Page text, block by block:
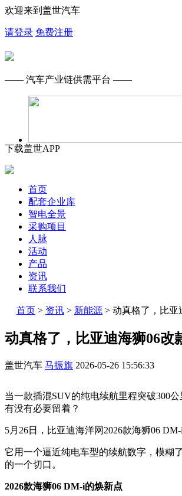
欢迎来到盖世汽车
请登录 免费注册
—— 汽车产业链供需平台 ——
下载盖世APP
首页
配套企业库
智电全景
采购项目
人脉
活动
产品
资讯
联系我们
首页 > 资讯 > 新能源 > 动真格了，比亚
动真格了，比亚迪海狮06改
盖世汽车 马振旗 2026-05-26 15:56:33
当一款插混SUV的纯电续航里程突破300
有没有必要留着？
5月26日，比亚迪海洋网2026款海狮06
它用一个逼近纯电车型的续航数字，模糊
的一个切口。
2026款海狮06 DM-i的焕新点